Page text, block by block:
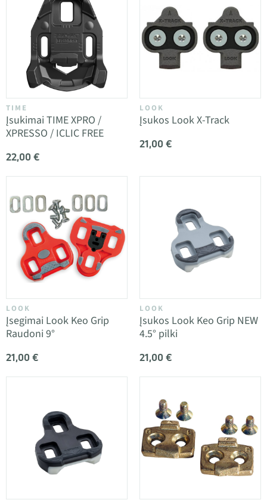
TIME
Įsukimai TIME XPRO /
XPRESSO / ICLIC FREE
22,00 €
LOOK
Įsukos Look X-Track
21,00 €
LOOK
Įsegimai Look Keo Grip
Raudoni 9°
21,00 €
LOOK
Įsukos Look Keo Grip NEW
4.5° pilki
21,00 €